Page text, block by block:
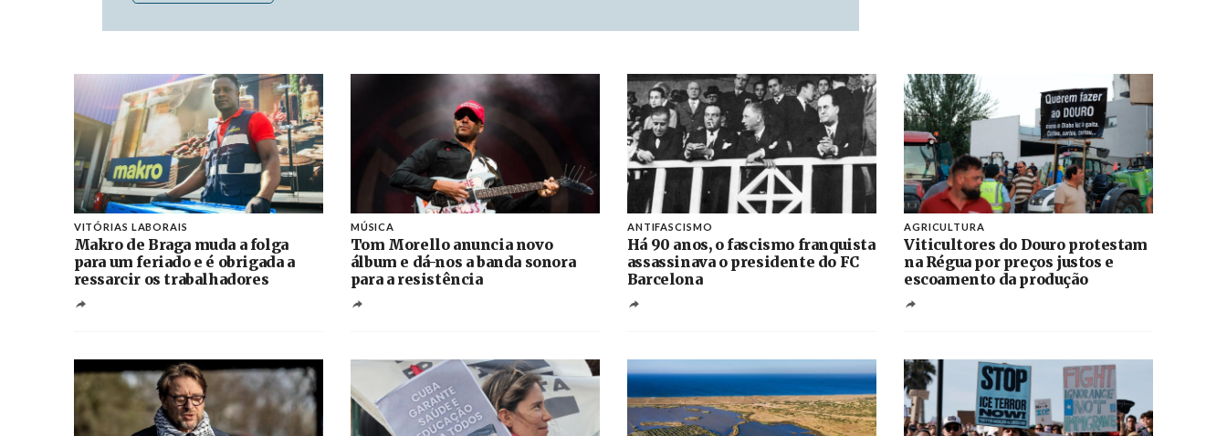
VITÓRIAS LABORAIS
Makro de Braga muda a folga
para um feriado e é obrigada a
ressarcir os trabalhadores
MÚSICA
Tom Morello anuncia novo
álbum e dá-nos a banda sonora
para a resistência
ANTIFASCISMO
Há 90 anos, o fascismo franquista
assassinava o presidente do FC
Barcelona
AGRICULTURA
Viticultores do Douro protestam
na Régua por preços justos e
escoamento da produção